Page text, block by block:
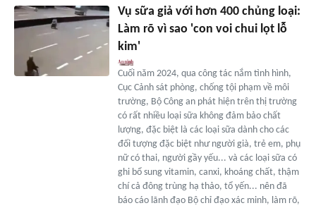
Vụ sữa giả với hơn 400 chủng loại:
Làm rõ vì sao 'con voi chui lọt lỗ
kim'
Cuối năm 2024, qua công tác nắm tình hình,
Cục Cảnh sát phòng, chống tội phạm về môi
trường, Bộ Công an phát hiện trên thị trường
có rất nhiều loại sữa không đảm bảo chất
lượng, đặc biệt là các loại sữa dành cho các
đối tượng đặc biệt như người già, trẻ em, phụ
nữ có thai, người gầy yếu... và các loại sữa có
ghi bổ sung vitamin, canxi, khoáng chất, thậm
chí cả đông trùng hạ thảo, tổ yến... nên đã
báo cáo lãnh đạo Bộ chỉ đạo xác minh, làm rõ,